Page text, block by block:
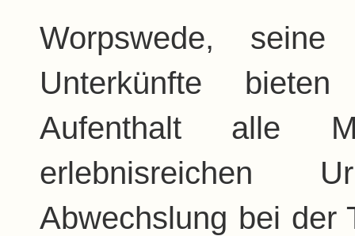
Worpswede,
Unterkünfte
Aufenthalt alle
erlebnisreichen
Abwechslung bei der